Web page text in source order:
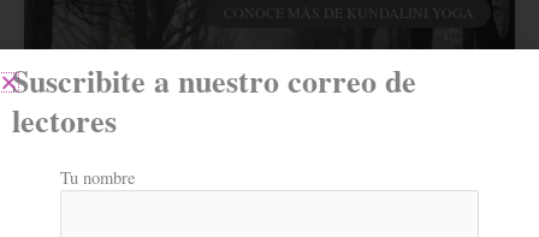
CONOCE MÁS DE KUNDALINI YOGA
Suscribite a nuestro correo de
lectores
Tu nombre